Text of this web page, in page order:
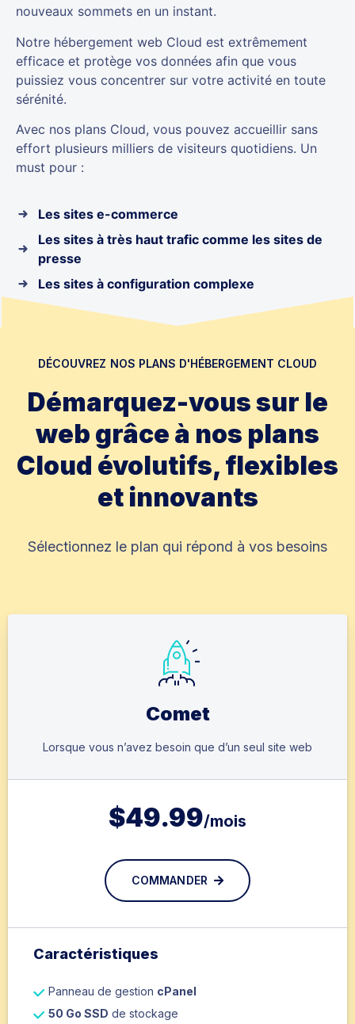
nouveaux sommets en un instant.
Notre hébergement web Cloud est extrêmement
efficace et protège vos données afin que vous
puissiez vous concentrer sur votre activité en toute
sérénité.
Avec nos plans Cloud, vous pouvez accueillir sans
effort plusieurs milliers de visiteurs quotidiens. Un
must pour :
Les sites e-commerce
Les sites à très haut trafic comme les sites de
presse
Les sites à configuration complexe
DÉCOUVREZ NOS PLANS D'HÉBERGEMENT CLOUD
Démarquez-vous sur le
web grâce à nos plans
Cloud évolutifs, flexibles
et innovants
Sélectionnez le plan qui répond à vos besoins
Comet
Lorsque vous n’avez besoin que d’un seul site web
$49.99/mois
COMMANDER
Caractéristiques
Panneau de gestion cPanel
50 Go SSD de stockage